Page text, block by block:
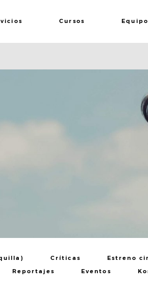
Cursos Equipo
Críticas Estreno
Reportajes Eventos